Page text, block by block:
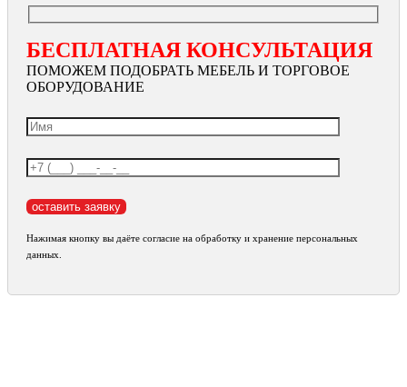
БЕСПЛАТНАЯ КОНСУЛЬТАЦИЯ
ПОМОЖЕМ ПОДОБРАТЬ МЕБЕЛЬ И ТОРГОВОЕ
ОБОРУДОВАНИЕ
Нажимая кнопку вы даёте согласие на обработку и хранение персональных
данных.